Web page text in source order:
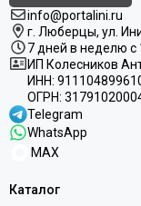
info@portalini.ru
г. Люберцы, ул.
7 дней в неделю с
ИП Колесников
ИНН:
ОГРН:
Telegram
WhatsApp
MAX
Каталог